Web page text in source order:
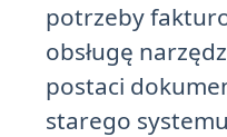
potrzeby
obsługę
postaci
starego